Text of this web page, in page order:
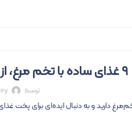
۹ غذای ساده با تخم مرغ، از نیمرو تا غذاهای سنتی شمالی
توسط
دارید و به دنبال ایده‌ای برای پخت غذای